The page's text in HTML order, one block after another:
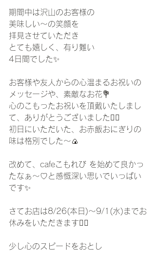
期間中は沢山のお客様の
美味しい〜の笑顔を
拝見させていただき
とても嬉しく、有り難い
4日間でした✨
お客様や友人からの心温まるお祝いの
メッセージや、素敵なお花💐
心のこもったお祝いを頂戴いたしまし
て、ありがとうございました🙇‍♀️
初日にいただいた、お赤飯おにぎりの
味は格別でした〜🍙
改めて、cafeこもれび を始めて良かっ
たなぁ〜♡と感慨深い思いでいっぱい
です✨
さてお店は8/26(本日)〜9/1(水)までお
休みをいただきます🙇‍♀️
少し心のスピードをおとし